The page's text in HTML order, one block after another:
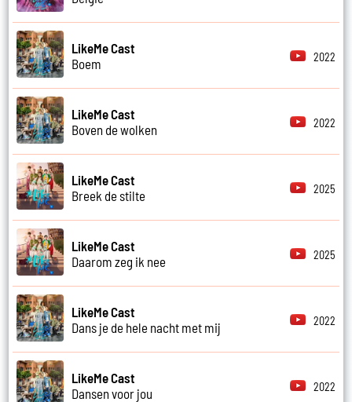
LikeMe Cast
Boem
2022
LikeMe Cast
Boven de wolken
2022
LikeMe Cast
Breek de stilte
2025
LikeMe Cast
Daarom zeg ik nee
2025
LikeMe Cast
Dans je de hele nacht met mij
2022
LikeMe Cast
Dansen voor jou
2022